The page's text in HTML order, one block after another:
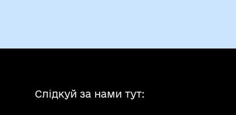
Слідкуй за нами тут: